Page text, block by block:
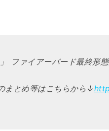
ファイアーバード最終形
まとめ等はこちらから↓